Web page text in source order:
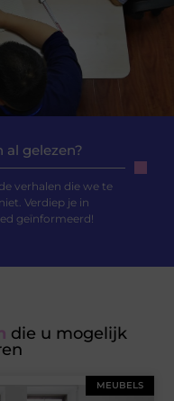
al gelezen?
verhalen die we te
Verdiep je in
geïnformeerd!
die u mogelijk
MEUBELS